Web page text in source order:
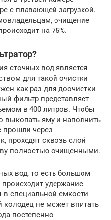
с плавающей загрузкой.
очищение
на 75%.
сточных вод является
для такой очистки
как раз для доочистки
фильтр представляет
в 400 литров. Чтобы
выкопать яму и наполнить
прошли через
проходят сквозь слой
полностью очищенными.
вод, то есть большом
удержание
в специальной емкости
колодец не может впитать
постепенно